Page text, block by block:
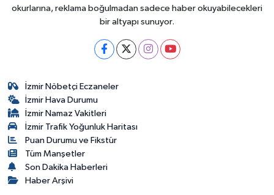
okurlarına, reklama boğulmadan sadece haber okuyabilecekleri
bir altyapı sunuyor.
İzmir Nöbetçi Eczaneler
İzmir Hava Durumu
İzmir Namaz Vakitleri
İzmir Trafik Yoğunluk Haritası
Puan Durumu ve Fikstür
Tüm Manşetler
Son Dakika Haberleri
Haber Arşivi